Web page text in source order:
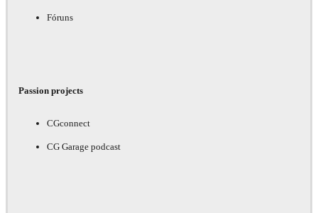
Fóruns
Passion projects
CGconnect
CG Garage podcast